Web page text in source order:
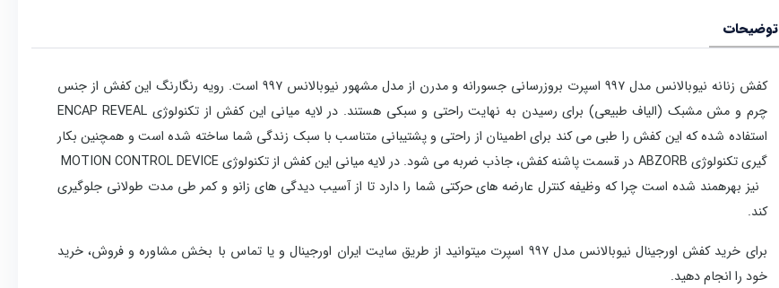
توضیحات
کفش زنانه نیوبالانس مدل ۹۹۷ اسپرت
بروزرسانی جسورانه و مدرن از مدل مشهور نیوبالانس ۹۹۷ است. رویه رنگارنگ این کفش از جنس
چرم و مش مشبک (الیاف طبیعی) برای رسیدن به نهایت راحتی و سبکی هستند. در لایه میانی این کفش از تکنولوژی ENCAP REVEAL
استفاده شده که این کفش را طبی می کند برای اطمینان از راحتی و پشتیبانی متناسب با سبک زندگی شما ساخته شده است و همچنین بکار
گیری تکنولوژی
در قسمت پاشنه کفش، جاذب ضربه می شود. در لایه میانی این کفش از تکنولوژی
نیز بهرهمند شده است چرا که وظیفه کنترل عارضه های حرکتی شما را دارد تا از آسیب دیدگی های زانو و کمر طی مدت طولانی جلوگیری
کند.
برای خرید کفش اورجینال نیوبالانس مدل ۹۹۷ اسپرت میتوانید از طریق سایت ایران اورجینال و یا تماس با بخش مشاوره و فروش، خرید
خود را انجام دهید.